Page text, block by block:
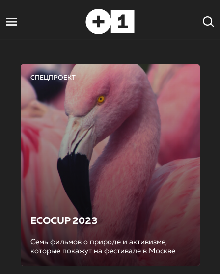
СПЕЦПРОЕКТ
ECOCUP 2023
Семь фильмов о природе и активизме,
которые покажут на фестивале в Москве